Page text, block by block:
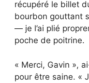
récupéré le billet
bourbon gouttant
— je l’ai plié
poche de poitrine.
« Merci, Gavin »,
pour être saine. «